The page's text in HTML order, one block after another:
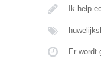
Ik help
Er wordt